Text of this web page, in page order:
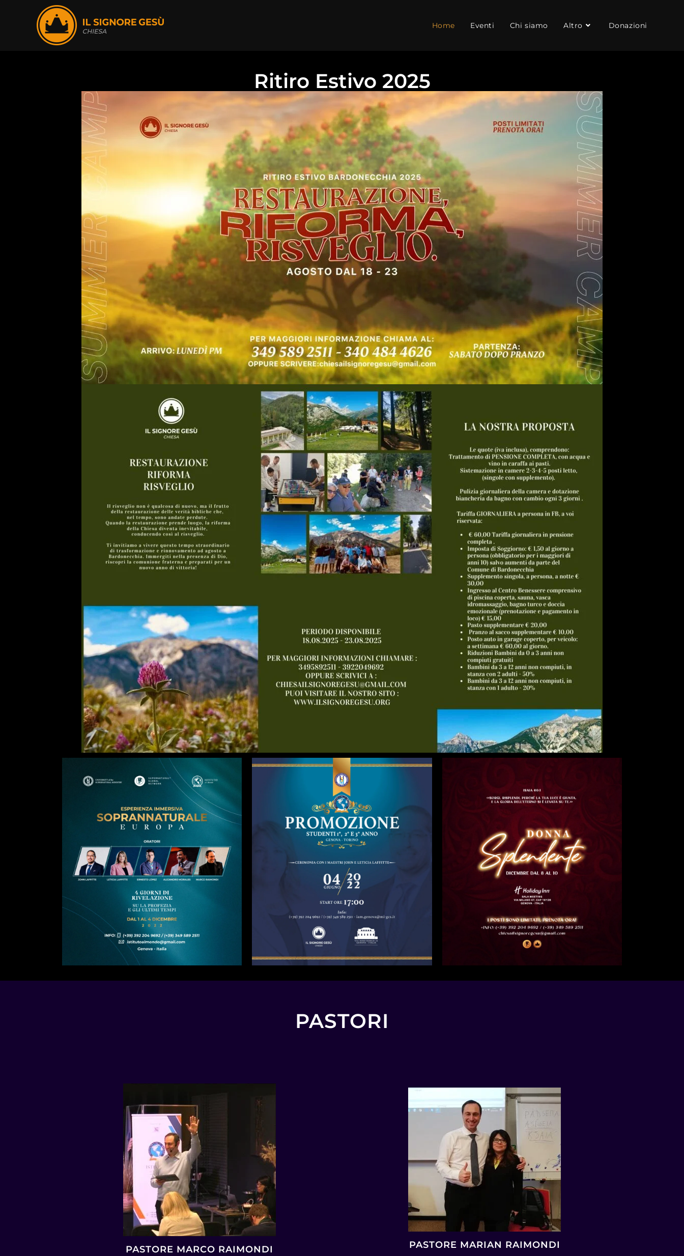
Home Eventi Chi siamo Altro Donazioni
Ritiro Estivo 2025
PASTORI
PASTORE MARCO RAIMONDI PASTORE MARIAN RAIMONDI